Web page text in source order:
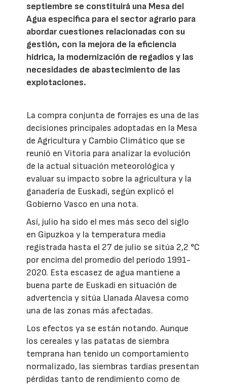
septiembre se constituirá una Mesa del
Agua específica para el sector agrario para
abordar cuestiones relacionadas con su
gestión, con la mejora de la eficiencia
hídrica, la modernización de regadíos y las
necesidades de abastecimiento de las
explotaciones.
La compra conjunta de forrajes es una de las
decisiones principales adoptadas en la Mesa
de Agricultura y Cambio Climático que se
reunió en Vitoria para analizar la evolución
de la actual situación meteorológica y
evaluar su impacto sobre la agricultura y la
ganadería de Euskadi, según explicó el
Gobierno Vasco en una nota.
Así, julio ha sido el mes más seco del siglo
en Gipuzkoa y la temperatura media
registrada hasta el 27 de julio se sitúa 2,2 °C
por encima del promedio del periodo 1991-
2020. Esta escasez de agua mantiene a
buena parte de Euskadi en situación de
advertencia y sitúa Llanada Alavesa como
una de las zonas más afectadas.
Los efectos ya se están notando. Aunque
los cereales y las patatas de siembra
temprana han tenido un comportamiento
normalizado, las siembras tardías presentan
pérdidas tanto de rendimiento como de